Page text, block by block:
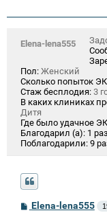
Elena-lena555
Пол: Женский
Сколько попыток
Стаж бесплодия: 3
В каких клиниках
Дитя
Где было удачное
Благодарил (а): 1 раз
Поблагодарили: 9
СElena-lena555